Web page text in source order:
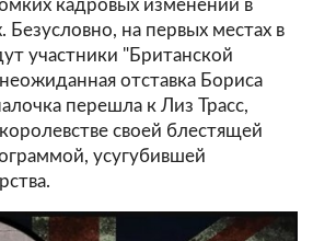
кадровых изменений в
Безусловно, на первых местах в
участники "Британской
отставка Бориса
перешла к Лиз Трасс,
своей блестящей
усугубившей